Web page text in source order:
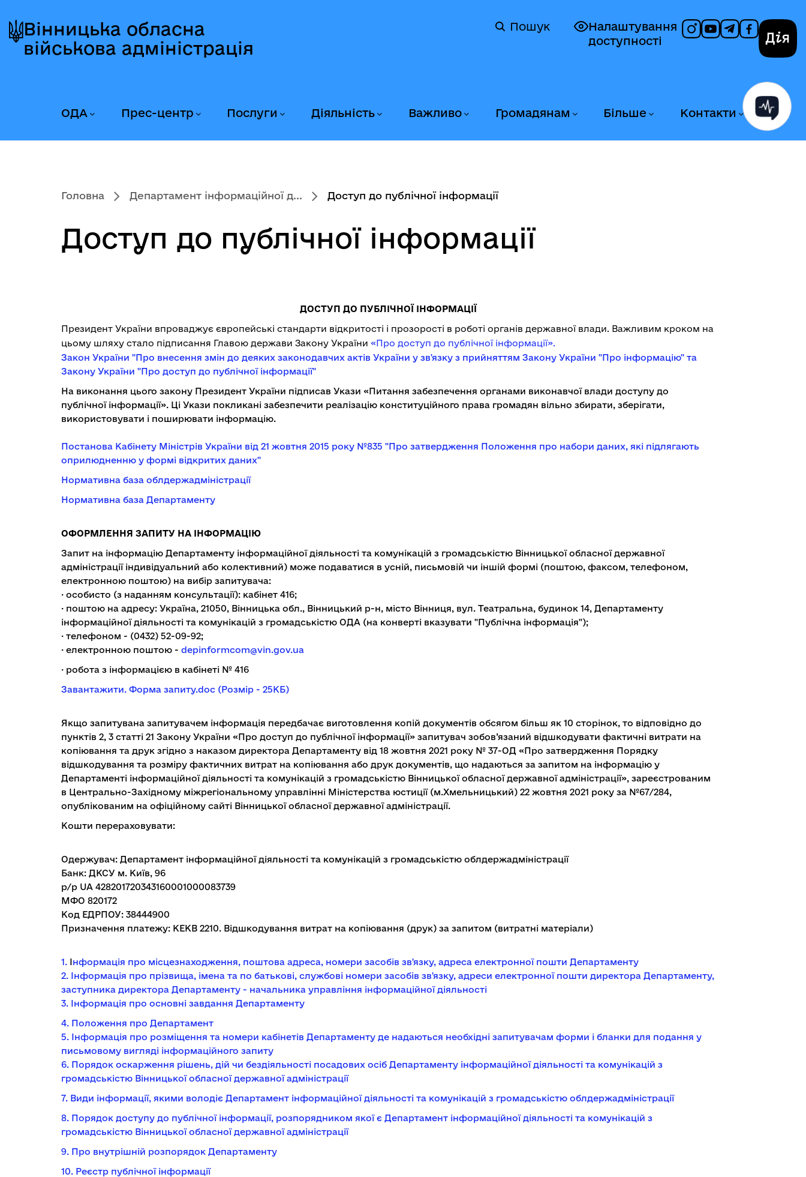
до
головного
до
головного
вмісту
до
головного
колонтитула
Вінницька обласна
військова адміністрація
Налаштування
доступності
Пошук
ОДА Прес-центр Послуги Діяльність Важливо Громадянам Більше Контакти
Головна Департамент інформаційної д... Доступ до публічної інформації
Доступ до публічної інформації
ДОСТУП ДО ПУБЛІЧНОЇ ІНФОРМАЦІЇ
Президент України впроваджує європейські стандарти відкритості і прозорості в роботі органів державної влади. Важливим кроком на
цьому шляху стало підписання Главою держави Закону України «Про доступ до публічної інформації».
Закон України "Про внесення змін до деяких законодавчих актів України у зв'язку з прийняттям Закону України "Про інформацію" та
Закону України "Про доступ до публічної інформації"
На виконання цього закону Президент України підписав Укази «Питання забезпечення органами виконавчої влади доступу до
публічної інформації». Ці Укази покликані забезпечити реалізацію конституційного права громадян вільно збирати, зберігати,
використовувати і поширювати інформацію.
Постанова Кабінету Міністрів України від 21 жовтня 2015 року №835 "Про затвердження Положення про набори даних, які підлягають
оприлюдненню у формі відкритих даних"
Нормативна база облдержадміністрації
Нормативна база Департаменту
ОФОРМЛЕННЯ ЗАПИТУ НА ІНФОРМАЦІЮ
Запит на інформацію Департаменту інформаційної діяльності та комунікацій з громадськістю Вінницької обласної державної
адміністрації індивідуальний або колективний) може подаватися в усній, письмовій чи іншій формі (поштою, факсом, телефоном,
електронною поштою) на вибір запитувача:
· особисто (з наданням консультації): кабінет 416;
· поштою на адресу: Україна, 21050, Вінницька обл., Вінницький р-н, місто Вінниця, вул. Театральна, будинок 14, Департаменту
інформаційної діяльності та комунікацій з громадськістю ОДА (на конверті вказувати "Публічна інформація");
· телефоном - (0432) 52-09-92;
· електронною поштою - depinformcom@vin.gov.ua
· робота з інформацією в кабінеті № 416
Завантажити. Форма запиту.doc (Розмір - 25КБ)
Якщо запитувана запитувачем інформація передбачає виготовлення копій документів обсягом більш як 10 сторінок, то відповідно до
пунктів 2, 3 статті 21 Закону України «Про доступ до публічної інформації» запитувач зобов’язаний відшкодувати фактичні витрати на
копіювання та друк згідно з наказом директора Департаменту від 18 жовтня 2021 року № 37-ОД «Про затвердження Порядку
відшкодування та розміру фактичних витрат на копіювання або друк документів, що надаються за запитом на інформацію у
Департаменті інформаційної діяльності та комунікацій з громадськістю Вінницької обласної державної адміністрації», зареєстрованим
в Центрально-Західному міжрегіональному управлінні Міністерства юстиції (м.Хмельницький) 22 жовтня 2021 року за №67/284,
опублікованим на офіційному сайті Вінницької обласної державної адміністрації.
Кошти перераховувати:
Одержувач: Департамент інформаційної діяльності та комунікацій з громадськістю облдержадміністрації
Банк: ДКСУ м. Київ, 96
р/р UA 428201720343160001000083739
МФО 820172
Код ЕДРПОУ: 38444900
Призначення платежу: КЕКВ 2210. Відшкодування витрат на копіювання (друк) за запитом (витратні матеріали)
1. Інформація про місцезнаходження, поштова адреса, номери засобів зв'язку, адреса електронної пошти Департаменту
2. Інформація про прізвища, імена та по батькові, службові номери засобів зв'язку, адреси електронної пошти директора Департаменту,
заступника директора Департаменту - начальника управління інформаційної діяльності
3. Інформація про основні завдання Департаменту
4. Положення про Департамент
5. Інформація про розміщення та номери кабінетів Департаменту де надаються необхідні запитувачам форми і бланки для подання у
письмовому вигляді інформаційного запиту
6. Порядок оскарження рішень, дій чи бездіяльності посадових осіб Департаменту інформаційної діяльності та комунікацій з
громадськістю Вінницької обласної державної адміністрації
7. Види інформації, якими володіє Департамент інформаційної діяльності та комунікацій з громадськістю облдержадміністрації
8. Порядок доступу до публічної інформації, розпорядником якої є Департамент інформаційної діяльності та комунікацій з
громадськістю Вінницької обласної державної адміністрації
9. Про внутрішній розпорядок Департаменту
10. Реєстр публічної інформації